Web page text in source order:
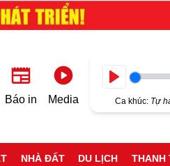
Báo in Media Ca khúc: Tự
NHÀ ĐẤT DU LỊCH THANH